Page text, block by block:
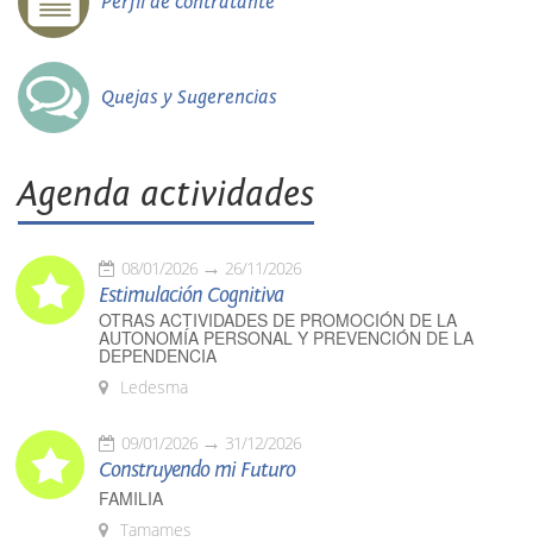
Quejas y Sugerencias
Agenda actividades
08/01/2026 26/11/2026
Estimulación Cognitiva
OTRAS ACTIVIDADES DE PROMOCIÓN DE LA
AUTONOMÍA PERSONAL Y PREVENCIÓN DE LA
DEPENDENCIA
Ledesma
09/01/2026 31/12/2026
Construyendo mi Futuro
FAMILIA
Tamames